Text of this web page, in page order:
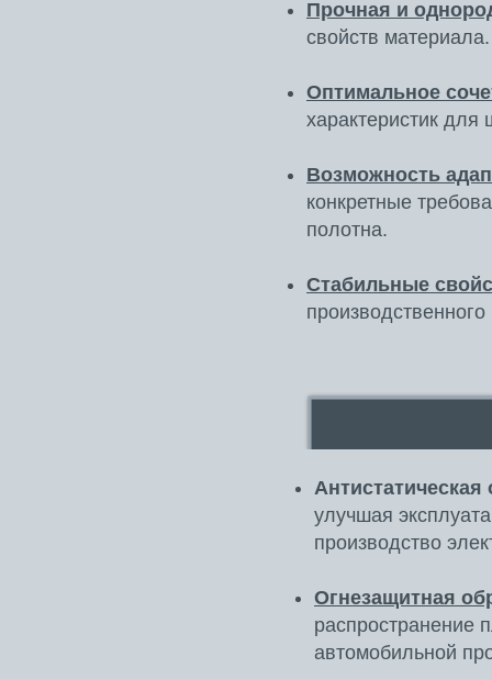
Прочная и
свойств материала.
Оптимальное
характеристик для
Возможность
конкретные
полотна.
Стабильные
Антистатическая
улучшая
производство
Огнезащитная
распространение
автомобильной